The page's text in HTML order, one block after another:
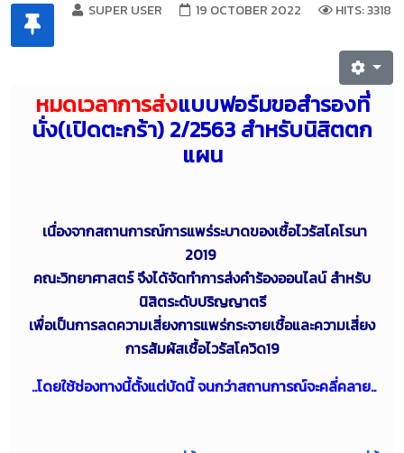
SUPER USER 19 OCTOBER 2022 HITS: 3318
หมดเวลาการส่งแบบฟอร์มขอสำรองที่
นั่ง(เปิดตะกร้า) 2/2563 สำหรับนิสิตตก
แผน
เนื่องจากสถานการณ์การแพร่ระบาดของเชื้อไวรัสโคโรนา
2019
คณะวิทยาศาสตร์ จึงได้จัดทำการส่งคำร้องออนไลน์ สำหรับ
นิสิตระดับปริญญาตรี
เพื่อเป็นการลดความเสี่ยงการแพร่กระจายเชื้อและความเสี่ยง
การสัมผัสเชื้อไวรัสโควิด19
..โดยใช้ช่องทางนี้ตั้งแต่บัดนี้ จนกว่าสถานการณ์จะคลี่คลาย..